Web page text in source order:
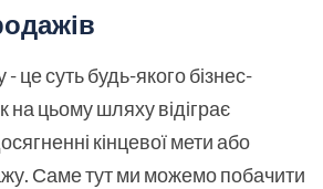
суть будь-якого бізнес-
на цьому шляху відіграє
кінцевої мети або
Саме тут ми можемо побачити